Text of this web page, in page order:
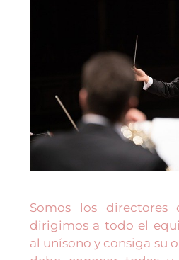
Somos los directores
dirigimos a todo el
al unísono y consiga su